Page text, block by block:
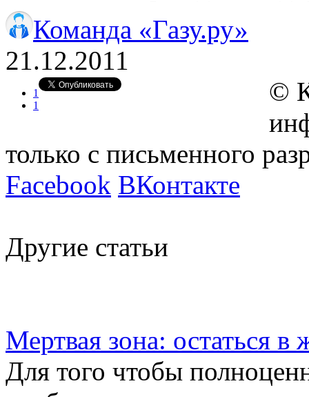
Команда «Газу.ру»
21.12.2011
1
1
©
только с письменного
Facebook ВКонтакте
Другие статьи
Мертвая зона: остаться
Для того чтобы